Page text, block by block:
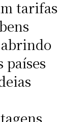
tarifas
países